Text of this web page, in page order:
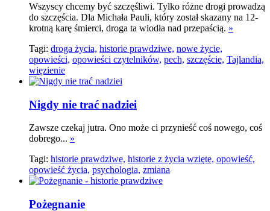
Wszyscy chcemy być szczęśliwi. Tylko różne drogi prowadzą
do szczęścia. Dla Michała Pauli, który został skazany na 12-
krotną karę śmierci, droga ta wiodła nad przepaścią. »
Tagi: droga życia, historie prawdziwe, nowe życie,
opowieści, opowieści czytelników, pech, szczęście, Tajlandia,
więzienie
Nigdy nie trać nadziei
Zawsze czekaj jutra. Ono może ci przynieść coś nowego, coś
dobrego... »
Tagi: historie prawdziwe, historie z życia wzięte, opowieść,
opowieść życia, psychologia, zmiana
Pożegnanie